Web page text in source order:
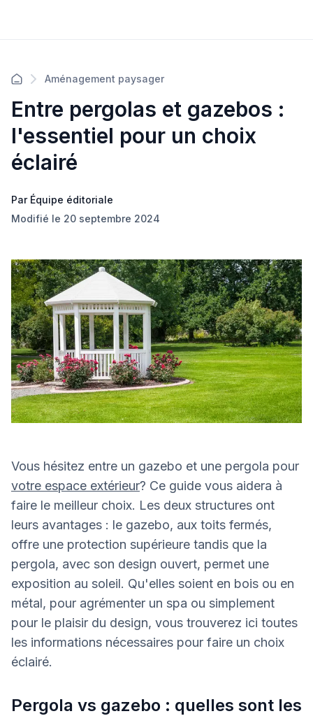
Aménagement paysager
Entre pergolas et gazebos :
l'essentiel pour un choix
éclairé
Par Équipe éditoriale
Modifié le 20 septembre 2024
Vous hésitez entre un gazebo et une pergola pour
votre espace extérieur? Ce guide vous aidera à
faire le meilleur choix. Les deux structures ont
leurs avantages : le gazebo, aux toits fermés,
offre une protection supérieure tandis que la
pergola, avec son design ouvert, permet une
exposition au soleil. Qu'elles soient en bois ou en
métal, pour agrémenter un spa ou simplement
pour le plaisir du design, vous trouverez ici toutes
les informations nécessaires pour faire un choix
éclairé.
Pergola vs gazebo : quelles sont les